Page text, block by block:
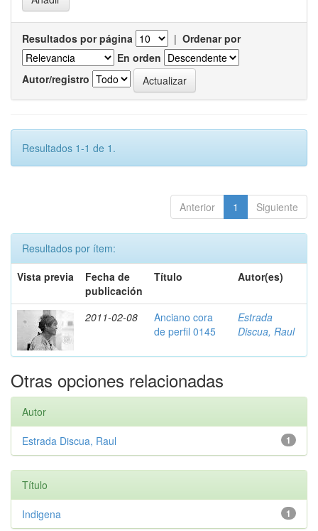
Resultados por página | Ordenar por
En orden
Autor/registro
Resultados 1-1 de 1.
Anterior 1 Siguiente
Resultados por ítem:
Vista previa
Fecha de
publicación
Título Autor(es)
2011-02-08
Anciano cora
de perfil 0145
Estrada
Discua, Raul
Otras opciones relacionadas
Autor
1
Estrada Discua, Raul
Título
1
Indigena